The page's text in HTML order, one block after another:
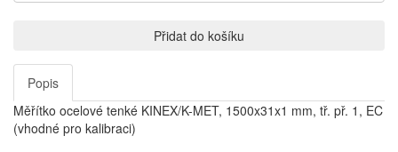
Přidat do košíku
Popis
Měřítko ocelové tenké KINEX/K-MET, 1500x31x1 mm, tř. př. 1, EC
(vhodné pro kalibraci)